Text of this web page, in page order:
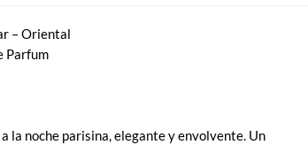
– Oriental
Parfum
la noche parisina, elegante y envolvente. Un